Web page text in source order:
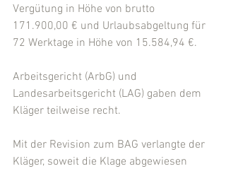
Vergütung in Höhe von brutto
171.900,00 € und Urlaubsabgeltung für
72 Werktage in Höhe von 15.584,94 €.
Arbeitsgericht (ArbG) und
Landesarbeitsgericht (LAG) gaben dem
Kläger teilweise recht.
Mit der Revision zum BAG verlangte der
Kläger, soweit die Klage abgewiesen